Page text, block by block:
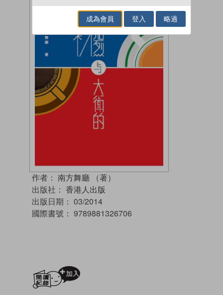
作者： 南方舞廳 （著）
出版社： 香港人出版
出版日期： 03/2014
國際書號： 9789881326706
成為會員 登入 略過